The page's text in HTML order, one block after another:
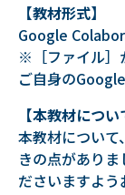
【教材形式】
Google
※［ファイル］
ご自身の
【本教材につい
本教材につい
きの点がありま
ださいますよう